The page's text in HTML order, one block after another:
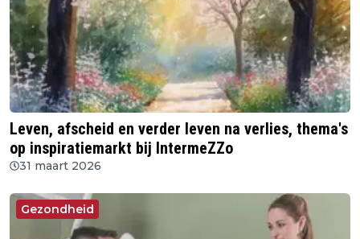
Leven, afscheid en verder leven na verlies, thema's
op inspiratiemarkt bij IntermeZZo
31 maart 2026
Gezondheid